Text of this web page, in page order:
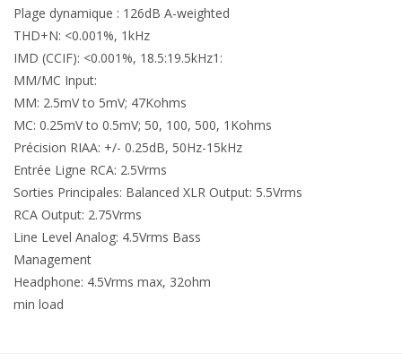
Plage dynamique : 126dB A-weighted
THD+N: <0.001%, 1kHz
IMD (CCIF): <0.001%, 18.5:19.5kHz1:
MM/MC Input:
MM: 2.5mV to 5mV; 47Kohms
MC: 0.25mV to 0.5mV; 50, 100, 500, 1Kohms
Précision RIAA: +/- 0.25dB, 50Hz-15kHz
Entrée Ligne RCA: 2.5Vrms
Sorties Principales: Balanced XLR Output: 5.5Vrms
RCA Output: 2.75Vrms
Line Level Analog: 4.5Vrms Bass
Management
Headphone: 4.5Vrms max, 32ohm
min load